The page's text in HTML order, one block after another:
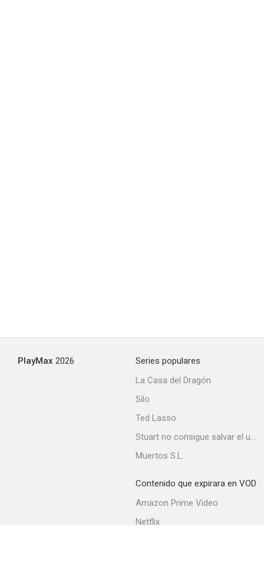
PlayMax 2026
Series populares
La Casa del Dragón
Silo
Ted Lasso
Stuart no consigue salvar el universo
Muertos S.L.
Contenido que expirara en VOD
Amazon Prime Video
Netflix